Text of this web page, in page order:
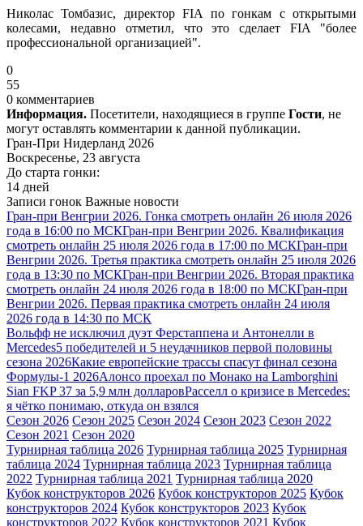
Николас Томбазис, директор FIA по гонкам с открытыми
колесами, недавно отметил, что это сделает FIA "более
профессиональной организацией".
0
55
0 комментариев
Информация. Посетители, находящиеся в группе Гости, не
могут оставлять комментарии к данной публикации.
Гран-При Нидерланд 2026
Воскресенье, 23 августа
До старта гонки:
14 дней
Записи гонок Важные новости
Гран-при Венгрии 2026. Гонка смотреть онлайн 26 июля 2026
года в 16:00 по МСКГран-при Венгрии 2026. Квалификация
смотреть онлайн 25 июля 2026 года в 17:00 по МСКГран-при
Венгрии 2026. Третья практика смотреть онлайн 25 июля 2026
года в 13:30 по МСКГран-при Венгрии 2026. Вторая практика
смотреть онлайн 24 июля 2026 года в 18:00 по МСКГран-при
Венгрии 2026. Первая практика смотреть онлайн 24 июля
2026 года в 14:30 по МСК
Вольфф не исключил дуэт Ферстаппена и Антонелли в
Mercedes5 победителей и 5 неудачников первой половины
сезона 2026Какие европейские трассы спасут финал сезона
Формулы-1 2026Алонсо проехал по Монако на Lamborghini
Sian FKP 37 за 5,9 млн долларовРасселл о кризисе в Mercedes:
я чётко понимаю, откуда он взялся
Сезон 2026 Сезон 2025 Сезон 2024 Сезон 2023 Сезон 2022
Сезон 2021 Сезон 2020
Турнирная таблица 2026 Турнирная таблица 2025 Турнирная
таблица 2024 Турнирная таблица 2023 Турнирная таблица
2022 Турнирная таблица 2021 Турнирная таблица 2020
Кубок конструкторов 2026 Кубок конструкторов 2025 Кубок
конструкторов 2024 Кубок конструкторов 2023 Кубок
конструкторов 2022 Кубок конструкторов 2021 Кубок